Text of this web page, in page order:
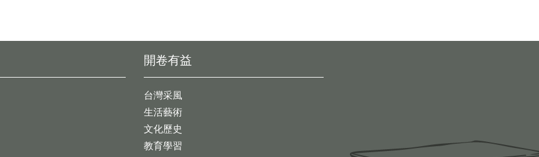
開卷有益
台灣采風
生活藝術
文化歷史
教育學習